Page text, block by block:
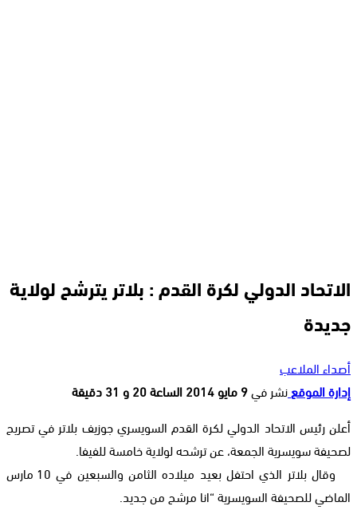
الاتحاد الدولي لكرة القدم : بلاتر يترشح لولاية
جديدة
أصداء الملاعب
إدارة الموقعنشر في9 مايو 2014 الساعة 20 و 31 دقيقة
أعلن رئيس الاتحاد الدولي لكرة القدم السويسري جوزيف بلاتر في تصريح
لصحيفة سويسرية الجمعة، عن ترشحه لولاية خامسة للفيفا.
وقال بلاتر الذي احتفل بعيد ميلاده الثامن والسبعين في 10 مارس
الماضي للصحيفة السويسرية “انا مرشح من جديد.